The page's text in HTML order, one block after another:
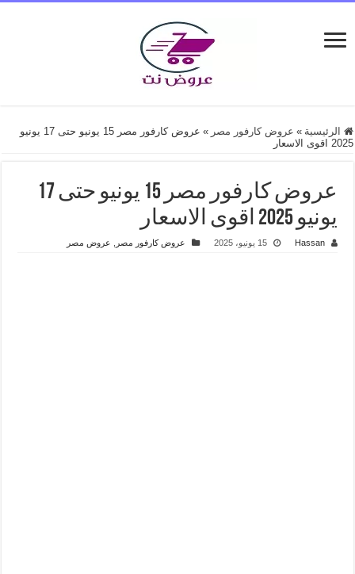
الرئيسية » عروض كارفور مصر »
عروض كارفور مصر 15 يونيو حتى 17 يونيو
2025 اقوى الاسعار
عروض كارفور مصر 15 يونيو حتى 17
يونيو 2025 اقوى الاسعار
Hassan 15 يونيو، 2025 عروض كارفور مصر عروض مصر